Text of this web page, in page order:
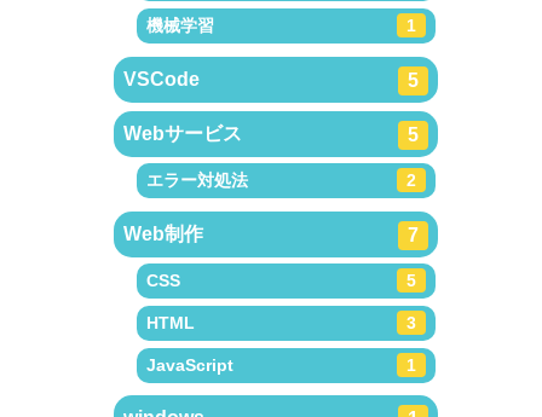
機械学習 1
VSCode 5
Webサービス 5
エラー対処法 2
Web制作 7
CSS 5
HTML 3
JavaScript 1